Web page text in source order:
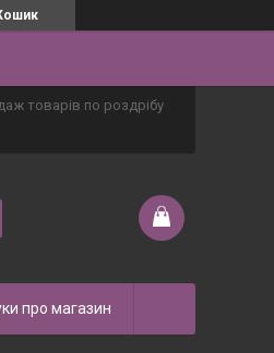
товарів по роздрібу
про магазин